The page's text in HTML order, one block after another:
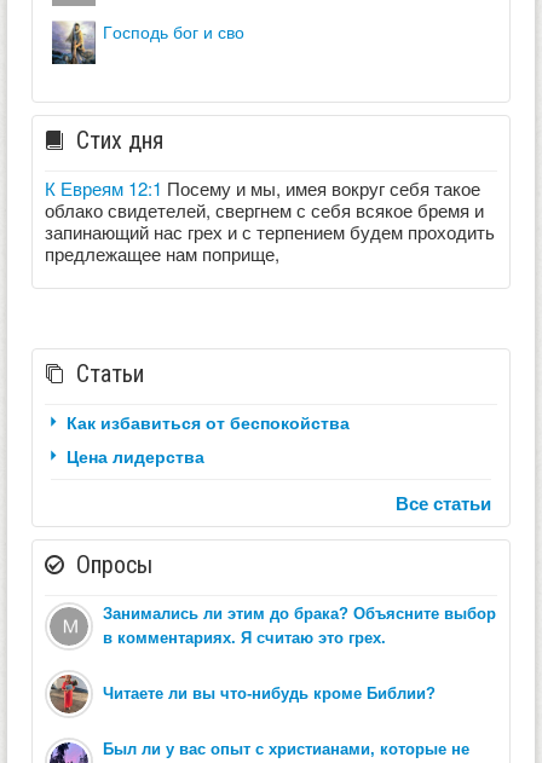
господь бог и сво
Стих дня
К Евреям 12:1 Посему и мы, имея вокруг себя такое
облако свидетелей, свергнем с себя всякое бремя и
запинающий нас грех и с терпением будем проходить
предлежащее нам поприще,
Статьи
Как избавиться от беспокойства
Цена лидерства
Все статьи
Опросы
Занимались ли этим до брака? Объясните выбор
в комментариях. Я считаю это грех.
Читаете ли вы что-нибудь кроме Библии?
Был ли у вас опыт с христианами, которые не